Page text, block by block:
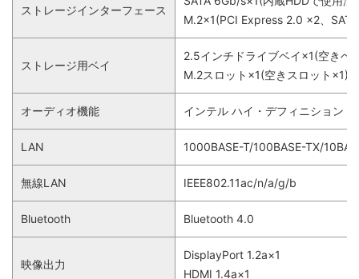
ストレージインターフェース
M.2×1(PCI Express 2.0 x2、
ストレージ用ベイ
2.5インチドライブベイ×1(空きベ
M.2スロット×1(空きスロット×1)
オーディオ機能 インテル ハイ・デフィニション
LAN 1000BASE-T/100BASE-TX/
無線LAN IEEE802.11ac/n/a/g/b
Bluetooth Bluetooth 4.0
映像出力
DisplayPort 1.2a×1
HDMI 1.4a×1